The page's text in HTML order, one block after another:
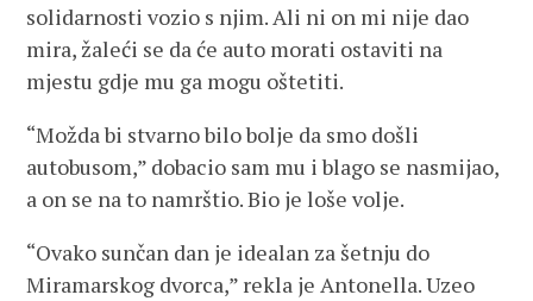
solidarnosti vozio s njim. Ali ni on mi nije dao
mira, žaleći se da će auto morati ostaviti na
mjestu gdje mu ga mogu oštetiti.
“Možda bi stvarno bilo bolje da smo došli
autobusom,” dobacio sam mu i blago se nasmijao,
a on se na to namrštio. Bio je loše volje.
“Ovako sunčan dan je idealan za šetnju do
Miramarskog dvorca,” rekla je Antonella. Uzeo